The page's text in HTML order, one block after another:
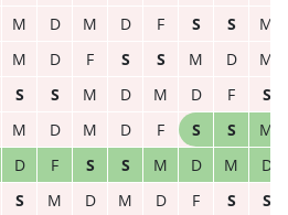
M D M D F S S
M
M D F S S M D
M
S S M D M D F
S
M D M D F S S
M
D F S S M D M
D
S M D M D F S
S